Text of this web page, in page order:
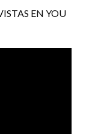
EN YOU